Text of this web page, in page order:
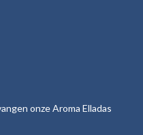
onze Aroma Elladas